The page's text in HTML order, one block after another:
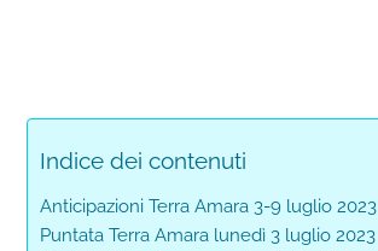
Indice dei contenuti
Anticipazioni Terra Amara 3-9 luglio 2023
Puntata Terra Amara lunedì 3 luglio 2023